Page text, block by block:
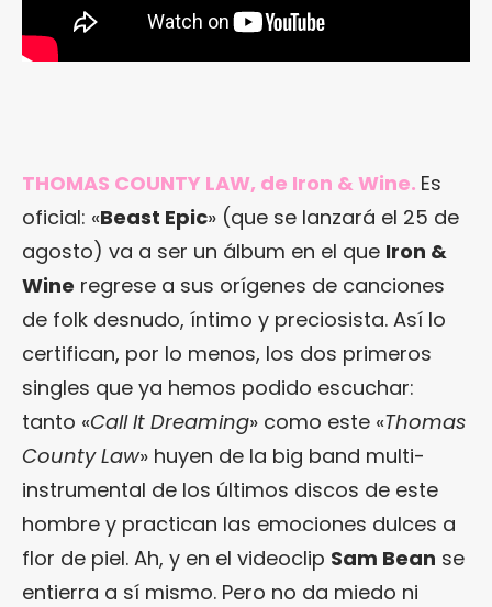
THOMAS COUNTY LAW, de Iron & Wine. Es
oficial: «Beast Epic» (que se lanzará el 25 de
agosto) va a ser un álbum en el que Iron &
Wine regrese a sus orígenes de canciones
de folk desnudo, íntimo y preciosista. Así lo
certifican, por lo menos, los dos primeros
singles que ya hemos podido escuchar:
tanto «Call It Dreaming» como este «Thomas
County Law» huyen de la big band multi-
instrumental de los últimos discos de este
hombre y practican las emociones dulces a
flor de piel. Ah, y en el videoclip Sam Bean se
entierra a sí mismo. Pero no da miedo ni